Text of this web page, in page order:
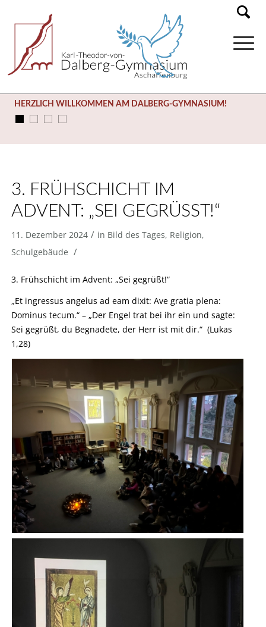
HERZLICH WILLKOMMEN AM DALBERG-GYMNASIUM!
3. FRÜHSCHICHT IM
ADVENT: „SEI GEGRÜSST!“
11. Dezember 2024 / in Bild des Tages, Religion,
Schulgebäude /
3. Frühschicht im Advent: „Sei gegrüßt!“
„Et ingressus angelus ad eam dixit: Ave gratia plena:
Dominus tecum.“ – „Der Engel trat bei ihr ein und sagte:
Sei gegrüßt, du Begnadete, der Herr ist mit dir.“ (Lukas
1,28)